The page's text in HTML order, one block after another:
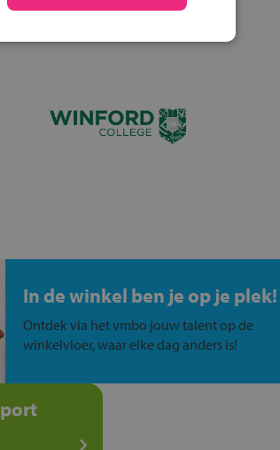
In de winkel ben je op je plek!
Ontdek via het vmbo jouw talent op de
winkelvloer, waar elke dag anders is!